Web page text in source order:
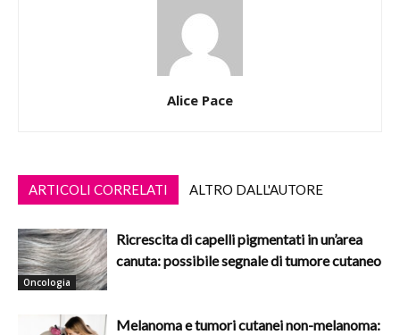
Alice Pace
ARTICOLI CORRELATI ALTRO DALL'AUTORE
Oncologia
Ricrescita di capelli pigmentati in un’area
canuta: possibile segnale di tumore cutaneo
Melanoma e tumori cutanei non-melanoma: